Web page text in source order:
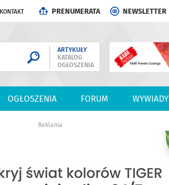
KONTAKT PRENUMERATA NEWSLETTER
ARTYKUŁY
KATALOG
OGŁOSZENIA
OGŁOSZENIA FORUM WYWIADY
Reklama